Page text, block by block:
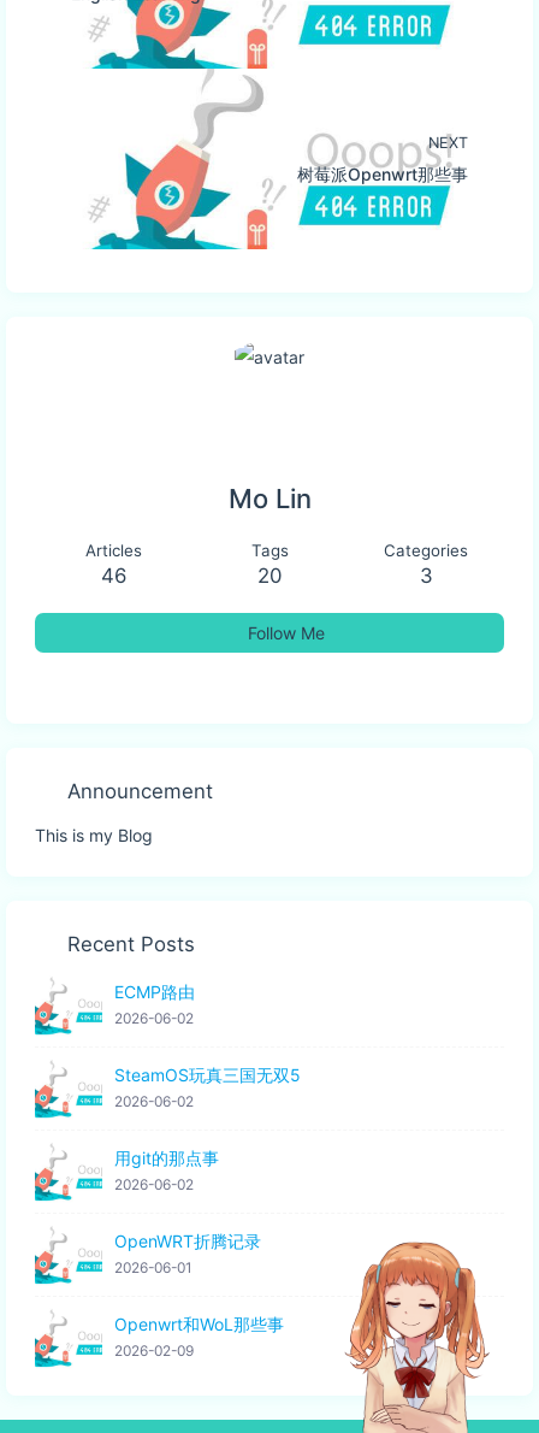
NEXT
树莓派Openwrt那些事
Mo Lin
Articles
46
Tags
20
Categories
3
Follow Me
Announcement
This is my Blog
Recent Posts
ECMP路由
2026-06-02
SteamOS玩真三国无双5
2026-06-02
用git的那点事
2026-06-02
OpenWRT折腾记录
2026-06-01
Openwrt和WoL那些事
2026-02-09